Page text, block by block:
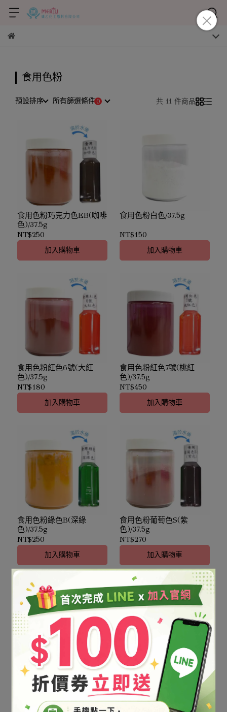
食用色粉
預設排序 所有篩選條件 共 11 件商品
食用色粉巧克力色EB(咖啡
色)/37.5g
NT$250
加入購物車
食用色粉白色/37.5g
NT$150
加入購物車
食用色粉紅色6號(大紅
色)/37.5g
NT$180
加入購物車
食用色粉紅色7號(桃紅
色)/37.5g
NT$450
加入購物車
食用色粉綠色B(深綠
色)/37.5g
NT$250
加入購物車
食用色粉葡萄色S(紫
色)/37.5g
NT$270
加入購物車
食用色粉藍色1號(深藍
色)/37.5g
NT$250
加入購物車
食用色粉藍色2號(水藍
色)/37.5g
NT$280
加入購物車